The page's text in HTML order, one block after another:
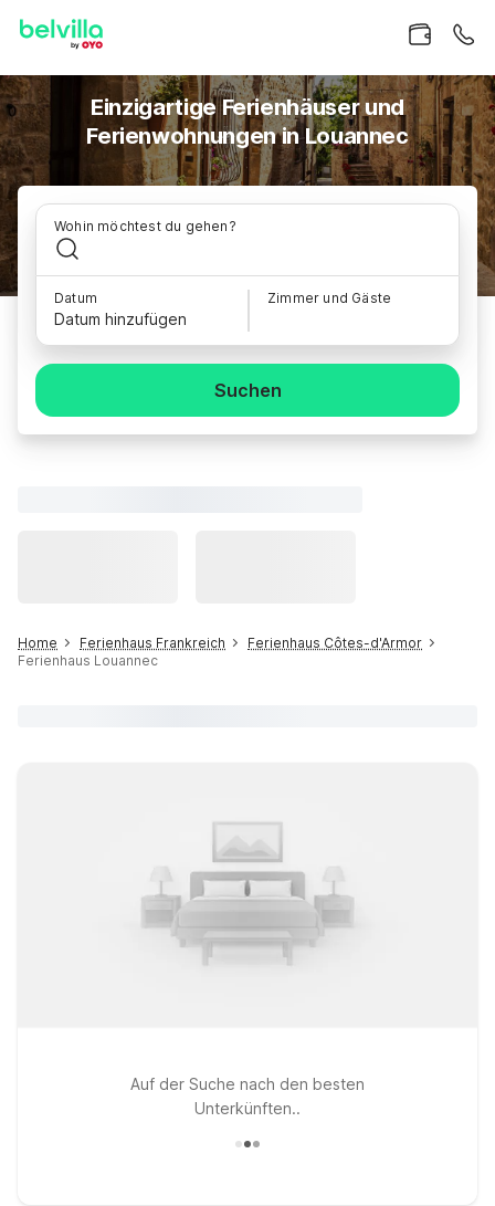
Einzigartige Ferienhäuser und
Ferienwohnungen in Louannec
Wohin möchtest du gehen?
Datum
Datum hinzufügen
Zimmer und Gäste
Suchen
Home Ferienhaus Frankreich
Ferienhaus Côtes-d'Armor
Ferienhaus Louannec
Auf der Suche nach den besten
Unterkünften..